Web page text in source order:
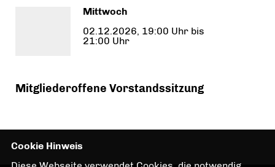
Mittwoch
02.12.2026, 19:00 Uhr bis
21:00 Uhr
Mitgliederoffene Vorstandssitzung
Cookie Hinweis